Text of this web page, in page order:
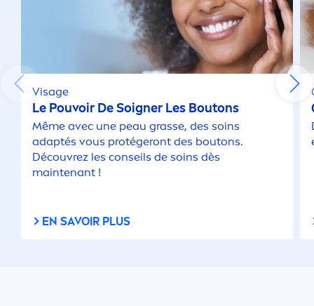
Visage
Le Pouvoir De Soigner Les Boutons
Même avec une peau grasse, des soins
adaptés vous protégeront des boutons.
Découvrez les conseils de soins dès
maintenant !
EN SAVOIR PLUS